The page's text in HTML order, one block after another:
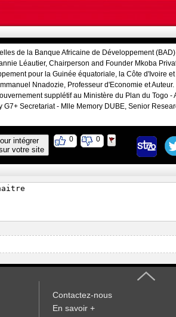
de la Banque Africaine de Développement
Léautier, Chairperson and Founder Mkoba
pour la Guinée équatoriale, la Côte d'Ivoire
Nnadozie, Professeur d'Economie et
supplétif au Ministère du Plan du Togo
G7+ Secretariat - Mlle Memory DUBE, Senior
0 0
intégrer
votre site
Contactez-nous
En savoir +